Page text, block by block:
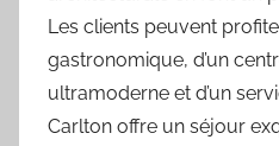
Les clients peuvent
gastronomique, d’un
ultramoderne et d’un
Carlton offre un séjour